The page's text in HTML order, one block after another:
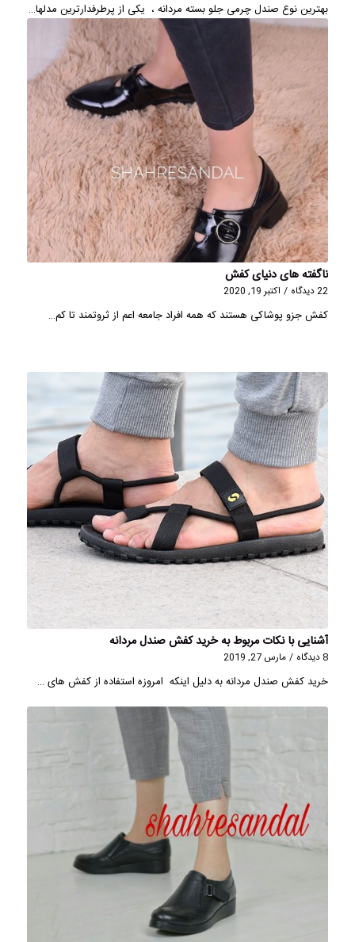
بهترین نوع صندل چرمی جلو بسته مردانه ، یکی از پر‌طرفدارترین مدلها…
ناگفته های دنیای کفش
22 دیدگاه / اکتبر 19, 2020
کفش جزو پوشاکی هستند که همه افراد جامعه اعم از ثروتمند تا کم…
آشنایی با نکات مربوط به خرید کفش صندل مردانه
8 دیدگاه / مارس 27, 2019
خرید کفش صندل مردانه به دلیل اینکه امروزه استفاده از کفش های …